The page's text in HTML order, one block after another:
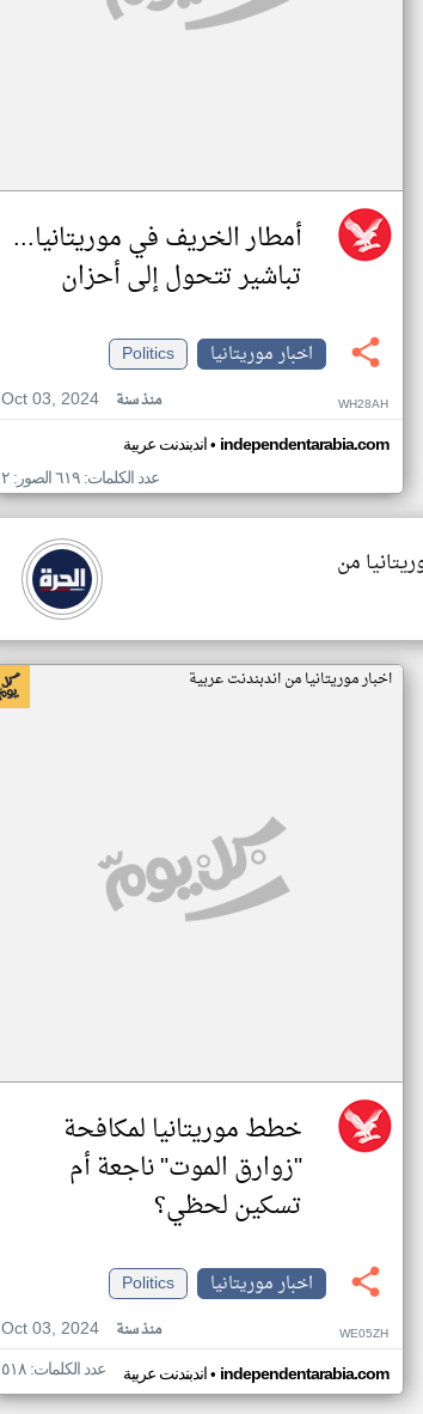
أمطار الخريف في موريتانيا...
تباشير تتحول إلى أحزان
اخبار موريتانيا
Politics
Oct 03, 2024
منذ سنة WH28AH
اندبندنت عربية• independentarabia.com
عدد الكلمات: ٦١٩ الصور: ٢
من
اخبار موريتانيا من اندبندنت عربية
خطط موريتانيا لمكافحة
"زوارق الموت" ناجعة أم
تسكين لحظي؟
اخبار موريتانيا
Politics
Oct 03, 2024
منذ سنة WE05ZH
اندبندنت عربية• independentarabia.com عدد الكلمات: ٥١٨